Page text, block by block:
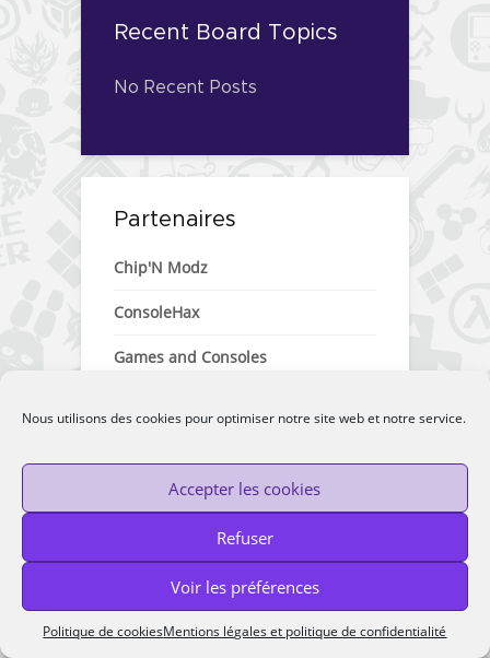
Nous utilisons des cookies pour optimiser notre site web et notre service.
Accepter les cookies
Refuser
Voir les préférences
Politique de cookiesMentions légales et politique de confidentialité
Recent Board Topics
No Recent Posts
Partenaires
Chip'N Modz
ConsoleHax
Games and Consoles
Catégories
Catégories